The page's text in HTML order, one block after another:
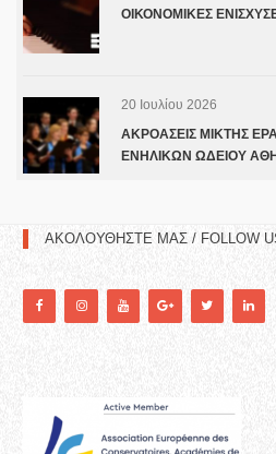
ΟΙΚΟΝΟΜΙΚΕΣ
20 Ιουλίου 2026
ΑΚΡΟΑΣΕΙΣ ΜΙΚΤΗΣ
ΕΝΗΛΙΚΩΝ ΩΔΕΙΟΥ
ΑΚΟΛΟΥΘΗΣΤΕ ΜΑΣ / FOLLOW